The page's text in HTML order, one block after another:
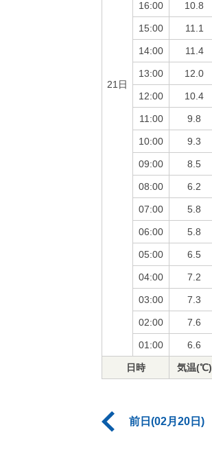
21日
16:00 10.8
15:00 11.1
14:00 11.4
13:00 12.0
12:00 10.4
11:00 9.8
10:00 9.3
09:00 8.5
08:00 6.2
07:00 5.8
06:00 5.8
05:00 6.5
04:00 7.2
03:00 7.3
02:00 7.6
01:00 6.6
日時 気温(℃)
前日(02月20日)